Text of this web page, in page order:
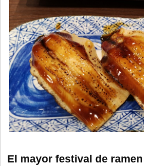
El mayor festival de